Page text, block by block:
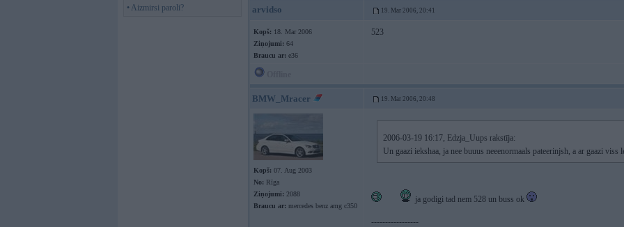
• Aizmirsi paroli?
arvidso 19. Mar 2006, 20:41
Kopš: 18. Mar 2006
Ziņojumi: 64
Braucu ar: e36
523
BMW_Mracer 19. Mar 2006, 20:48
Kopš: 07. Aug 2003
No: Rīga
Ziņojumi: 2088
Braucu ar: mercedes benz amg c350
2006-03-19 16:17, Edzja_Uups rakstīja:
Un gaazi iekshaa, ja nee buuus neeenormaals pateerinjsh, a ar gaazi viss
ja godigi tad nem 528 un buss ok
-----------------